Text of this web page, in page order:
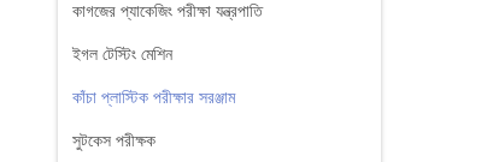
কাগজের প্যাকেজিং পরীক্ষা যন্ত্রপাতি
ইগল টেস্টিং মেশিন
কাঁচা প্লাস্টিক পরীক্ষার সরঞ্জাম
সুটকেস পরীক্ষক